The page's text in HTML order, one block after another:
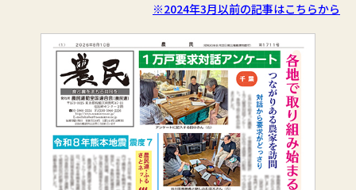
※2024年3月以前の記事はこちらから